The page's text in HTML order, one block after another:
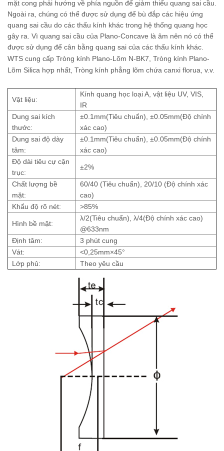
mặt cong phải hướng về phía nguồn để giảm thiểu quang sai cầu.
Ngoài ra, chúng có thể được sử dụng để bù đắp các hiệu ứng
quang sai cầu do các thấu kính khác trong hệ thống quang học
gây ra. Vì quang sai cầu của Plano-Concave là âm nên nó có thể
được sử dụng để cân bằng quang sai của các thấu kính khác.
WTS cung cấp Tròng kính Plano-Lõm N-BK7, Tròng kính Plano-
Lõm Silica hợp nhất, Tròng kính phẳng lõm chứa canxi florua, v.v.
Vật liệu:
Kính quang học loại A, vật liệu UV, VIS,
IR
Dung sai kích
thước:
±0.1mm(Tiêu chuẩn), ±0.05mm(Độ chính
xác cao)
Dung sai độ dày
tâm:
±0.1mm(Tiêu chuẩn), ±0.05mm(Độ chính
xác cao)
Độ dài tiêu cự cận
trục:
±2%
Chất lượng bề
mặt:
60/40 (Tiêu chuẩn), 20/10 (Độ chính xác
cao)
Khẩu độ rõ nét:
>85%
Hình bề mặt:
λ/2(Tiêu chuẩn), λ/4(Độ chính xác cao)
@633nm
Định tâm:
3 phút cung
Vát:
<0,25mm×45°
Lớp phủ:
Theo yêu cầu